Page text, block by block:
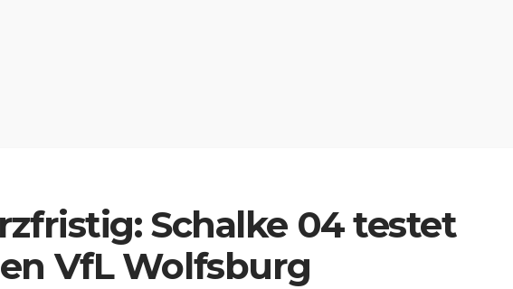
Schalke 04 testet
VfL Wolfsburg